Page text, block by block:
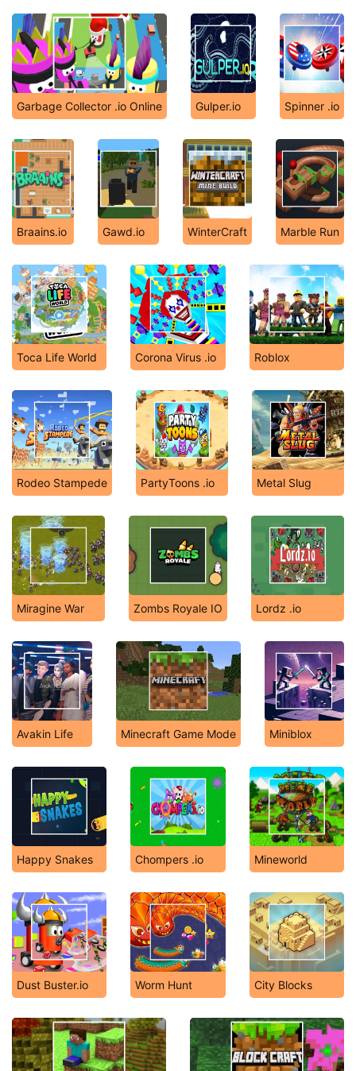
Garbage Collector .io Online Gulper.io Spinner .io
Braains.io Gawd.io WinterCraft Marble Run
Toca Life World Corona Virus .io Roblox
Rodeo Stampede PartyToons .io Metal Slug
Miragine War Zombs Royale IO Lordz .io
Avakin Life Minecraft Game Mode Miniblox
Happy Snakes Chompers .io Mineworld
Dust Buster.io Worm Hunt City Blocks